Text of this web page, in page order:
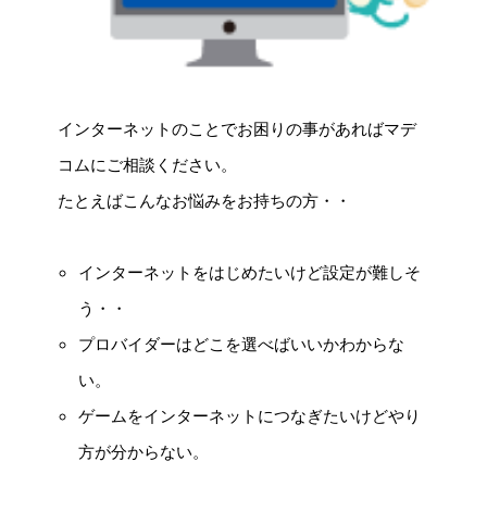
インターネットのことでお困りの事があればマデ
コムにご相談ください。
たとえばこんなお悩みをお持ちの方・・
インターネットをはじめたいけど設定が難しそ
う・・
プロバイダーはどこを選べばいいかわからな
い。
ゲームをインターネットにつなぎたいけどやり
方が分からない。